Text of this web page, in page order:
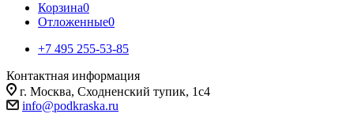
Корзина0
Отложенные0
+7 495 255-53-85
Контактная информация
г. Москва, Сходненский тупик, 1с4
info@podkraska.ru